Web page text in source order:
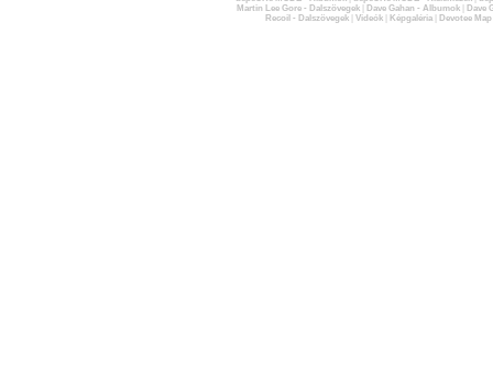
Martin Lee Gore - Dalszövegek| Dave Gahan - Albumok|
Dave
Recoil - Dalszövegek| Videók| Képgaléria| Devotee Map